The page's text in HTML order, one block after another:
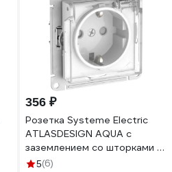
356 ₽
Розетка Systeme Electric
ATLASDESIGN AQUA с
заземлением со шторками с
прозрачной крышкой, 16А,
5(6)